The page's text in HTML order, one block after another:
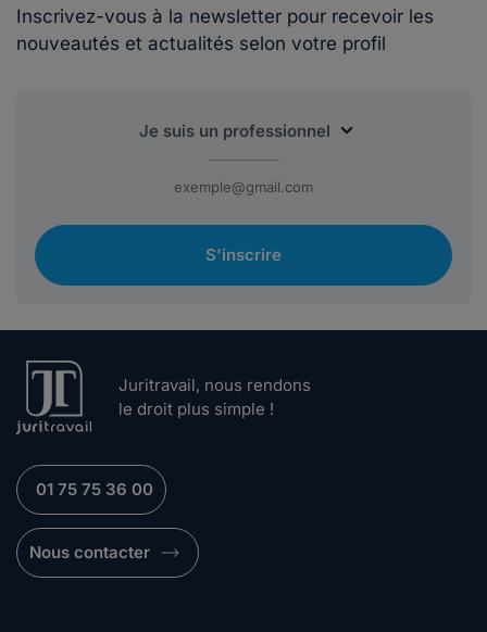
Inscrivez-vous à la newsletter pour recevoir les
nouveautés et actualités selon votre profil
S'inscrire
Juritravail, nous rendons
le droit plus simple !
01 75 75 36 00
Nous contacter